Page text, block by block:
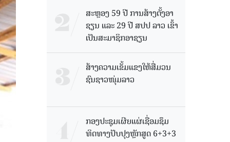
ສະຫຼອງ 59 ປີ ການສ້າງຕັ້ງອາ
ຊຽນ ແລະ 29 ປີ ສປປ ລາວ ເຂົ້າ
ເປັນສະມາຊິກອາຊຽນ
ສ້າງຄວາມເຂັ້ມແຂງໃຫ້ສື່ມວນ
ຊົນຊາວໜຸ່ມລາວ
ກອງປະຊຸມເຜີຍແຜ່ເຊື່ອມຊຶມ
ທິດທາງປັບປຸງຫຼັກສູດ 6+3+3